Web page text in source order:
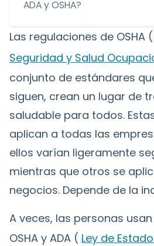
ADA y OSHA?
Las regulaciones de OSHA (
Seguridad y Salud
conjunto de estándares
siguen, crean un lugar de
saludable para todos.
aplican a todas las
ellos varían ligeramente
mientras que otros se
negocios. Depende de la
A veces, las personas
OSHA y ADA ( Ley de